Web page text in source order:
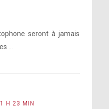
seront à jamais
…
H 23 MIN